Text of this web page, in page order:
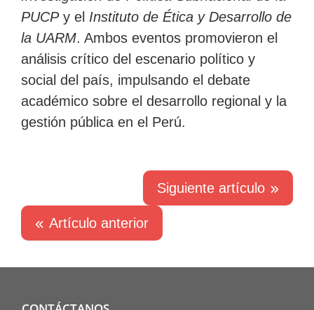
PUCPy el Instituto de Ética y Desarrollo de
la UARM. Ambos eventos promovieron el
análisis crítico del escenario político y
social del país, impulsando el debate
académico sobre el desarrollo regional y la
gestión pública en el Perú.
Siguiente artículo
Artículo anterior